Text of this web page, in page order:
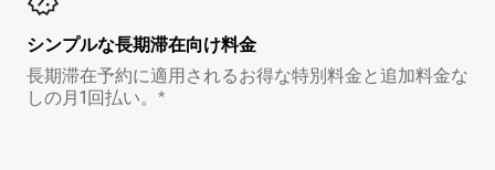
シンプルな長期滞在向け料金
長期滞在予約に適用されるお得な特別料金と追加料金な
しの月1回払い。*